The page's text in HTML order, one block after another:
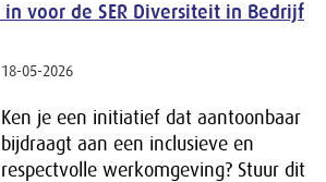
voor de SER Diversiteit in Bedrijf
18-05-2026
Ken je een initiatief dat aantoonbaar
bijdraagt aan een inclusieve en
respectvolle werkomgeving? Stuur dit